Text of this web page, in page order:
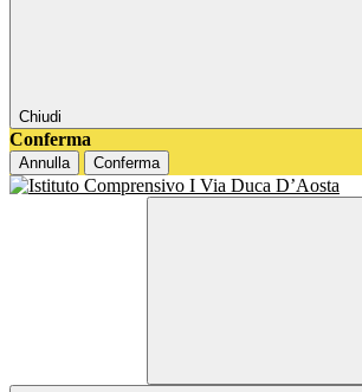
Chiudi
Conferma
Annulla Conferma